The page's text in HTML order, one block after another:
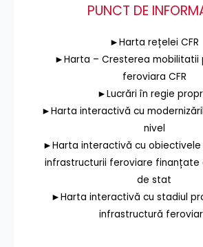
PUNCT DE
►Harta rețelei CFR
►Harta – Cresterea mobilitatii
feroviara CFR
►Lucrări în regie
►Harta interactivă cu
nivel
►Harta interactivă cu obiectivele
infrastructurii feroviare finanțate
de stat
►Harta interactivă cu stadiul
infrastructură